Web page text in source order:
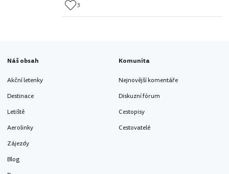
3
Náš obsah
Akční letenky
Destinace
Letiště
Aerolinky
Zájezdy
Blog
Komunita
Nejnovější komentáře
Diskuzní fórum
Cestopisy
Cestovatelé